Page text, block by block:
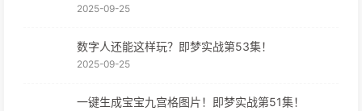
2025-09-25
数字人还能这样玩？即梦实战第53集！
2025-09-25
一键生成宝宝九宫格图片！即梦实战第51集！